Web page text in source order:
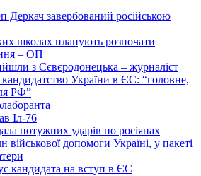
Деркач завербований російською
школах планують розпочати
– ОП
з Сєвєродонецька – журналіст
України в ЄС: “головне,
РФ”
Іл-76
потужних ударів по росіянах
допомоги Україні, у пакеті
кандидата на вступ в ЄС